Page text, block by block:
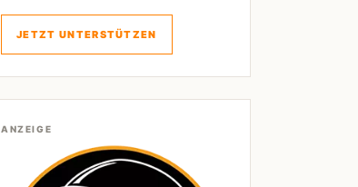
JETZT UNTERSTÜTZEN
ANZEIGE